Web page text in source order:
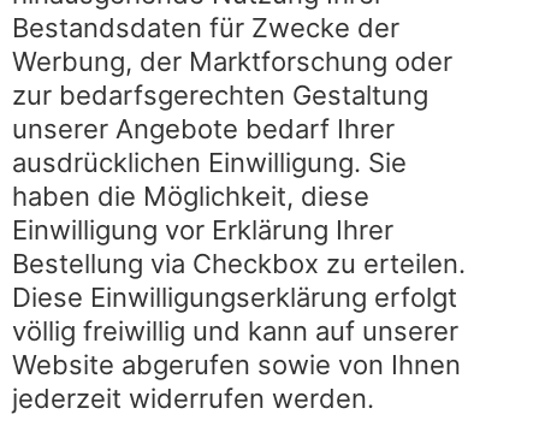
Bestandsdaten für Zwecke der
Werbung, der Marktforschung oder
zur bedarfsgerechten Gestaltung
unserer Angebote bedarf Ihrer
ausdrücklichen Einwilligung. Sie
haben die Möglichkeit, diese
Einwilligung vor Erklärung Ihrer
Bestellung via Checkbox zu erteilen.
Diese Einwilligungserklärung erfolgt
völlig freiwillig und kann auf unserer
Website abgerufen sowie von Ihnen
jederzeit widerrufen werden.